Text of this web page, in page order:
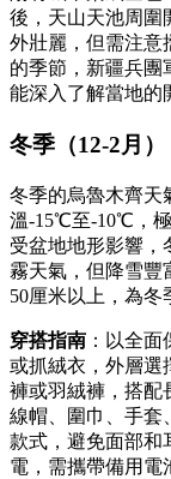
後，天山天池周圍
外壯麗，但需注意
的季節，新疆兵團
能深入了解當地的
冬季（12-2月
冬季的烏魯木齊天
溫-15℃至-10℃，極
受盆地地形影響，
霧天氣，但降雪豐
50厘米以上，為冬
穿搭指南 ：以全
或抓絨衣，外層選
褲或羽絨褲，搭配
線帽、圍巾、手套
款式，避免面部和
電，需攜帶備用電